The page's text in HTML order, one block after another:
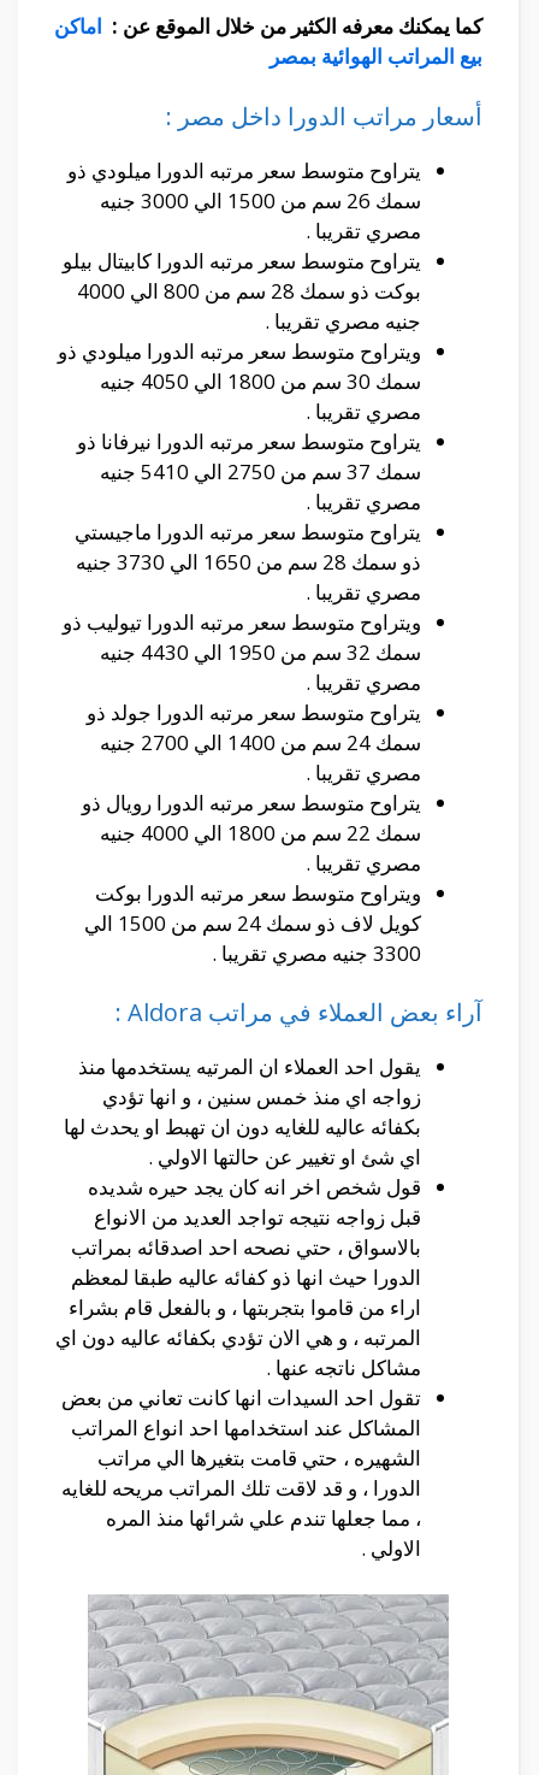
كما يمكنك معرفه الكثير من خلال الموقع عن : اماكن
بيع المراتب الهوائية بمصر
أسعار مراتب الدورا داخل مصر :
يتراوح متوسط سعر مرتبه الدورا ميلودي ذو
سمك 26 سم من 1500 الي 3000 جنيه
مصري تقريبا .
يتراوح متوسط سعر مرتبه الدورا كابيتال بيلو
بوكت ذو سمك 28 سم من 800 الي 4000
جنيه مصري تقريبا .
ويتراوح متوسط سعر مرتبه الدورا ميلودي ذو
سمك 30 سم من 1800 الي 4050 جنيه
مصري تقريبا .
يتراوح متوسط سعر مرتبه الدورا نيرفانا ذو
سمك 37 سم من 2750 الي 5410 جنيه
مصري تقريبا .
يتراوح متوسط سعر مرتبه الدورا ماجيستي
ذو سمك 28 سم من 1650 الي 3730 جنيه
مصري تقريبا .
ويتراوح متوسط سعر مرتبه الدورا تيوليب ذو
سمك 32 سم من 1950 الي 4430 جنيه
مصري تقريبا .
يتراوح متوسط سعر مرتبه الدورا جولد ذو
سمك 24 سم من 1400 الي 2700 جنيه
مصري تقريبا .
يتراوح متوسط سعر مرتبه الدورا رويال ذو
سمك 22 سم من 1800 الي 4000 جنيه
مصري تقريبا .
ويتراوح متوسط سعر مرتبه الدورا بوكت
كويل لاف ذو سمك 24 سم من 1500 الي
3300 جنيه مصري تقريبا .
آراء بعض العملاء في مراتب Aldora :
يقول احد العملاء ان المرتيه يستخدمها منذ
زواجه اي منذ خمس سنين ، و انها تؤدي
بكفائه عاليه للغايه دون ان تهبط او يحدث لها
اي شئ او تغيير عن حالتها الاولي .
قول شخص اخر انه كان يجد حيره شديده
قبل زواجه نتيجه تواجد العديد من الانواع
بالاسواق ، حتي نصحه احد اصدقائه بمراتب
الدورا حيث انها ذو كفائه عاليه طبقا لمعظم
اراء من قاموا بتجربتها ، و بالفعل قام بشراء
المرتبه ، و هي الان تؤدي بكفائه عاليه دون اي
مشاكل ناتجه عنها .
تقول احد السيدات انها كانت تعاني من بعض
المشاكل عند استخدامها احد انواع المراتب
الشهيره ، حتي قامت بتغيرها الي مراتب
الدورا ، و قد لاقت تلك المراتب مريحه للغايه
، مما جعلها تندم علي شرائها منذ المره
الاولي .